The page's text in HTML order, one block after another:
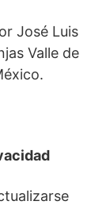
José Luis
Valle de